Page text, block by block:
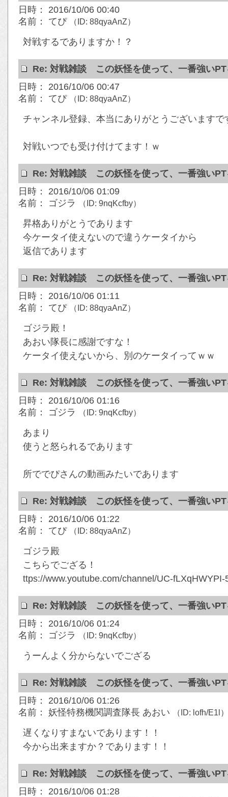
日時： 2016/10/06 00:40
名前： てぴ
（ID: 88qyaAnZ）
対戦するでありますか！？
Re: 対戦雑談 この妖怪を使って、一番強い
日時： 2016/10/06 00:47
名前： てぴ
（ID: 88qyaAnZ）
チャンネル登録、本当にありがとうございますで
対戦いつでも受け付けてます！ｗ
Re: 対戦雑談 この妖怪を使って、一番強い
日時： 2016/10/06 01:09
名前： ゴジラ
（ID: 9nqKcfby）
昇格ありがとうであります
今ケータイ使えないので違うケータイから
返信であります
Re: 対戦雑談 この妖怪を使って、一番強い
日時： 2016/10/06 01:11
名前： てぴ
（ID: 88qyaAnZ）
ゴジラ殿！
あおい隊長に感謝ですな！
ケータイ使えないから、別のケータイってｗｗ
Re: 対戦雑談 この妖怪を使って、一番強い
日時： 2016/10/06 01:16
名前： ゴジラ
（ID: 9nqKcfby）
あまり
使うと怒られるであります
所ででぴさんの動画みたいであります
Re: 対戦雑談 この妖怪を使って、一番強い
日時： 2016/10/06 01:22
名前： てぴ
（ID: 88qyaAnZ）
ゴジラ殿
こちらでござる！
ttps://www.youtube.com/channel/UC-
Re: 対戦雑談 この妖怪を使って、一番強い
日時： 2016/10/06 01:24
名前： ゴジラ
（ID: 9nqKcfby）
うーんよく分からないでござる
Re: 対戦雑談 この妖怪を使って、一番強い
日時： 2016/10/06 01:26
名前： 妖怪特務機関調査隊長 あおい
（ID: lofh/E1l）
遅くなりすまないであります！！
今から出来ますか？であります！！
Re: 対戦雑談 この妖怪を使って、一番強い
日時： 2016/10/06 01:28